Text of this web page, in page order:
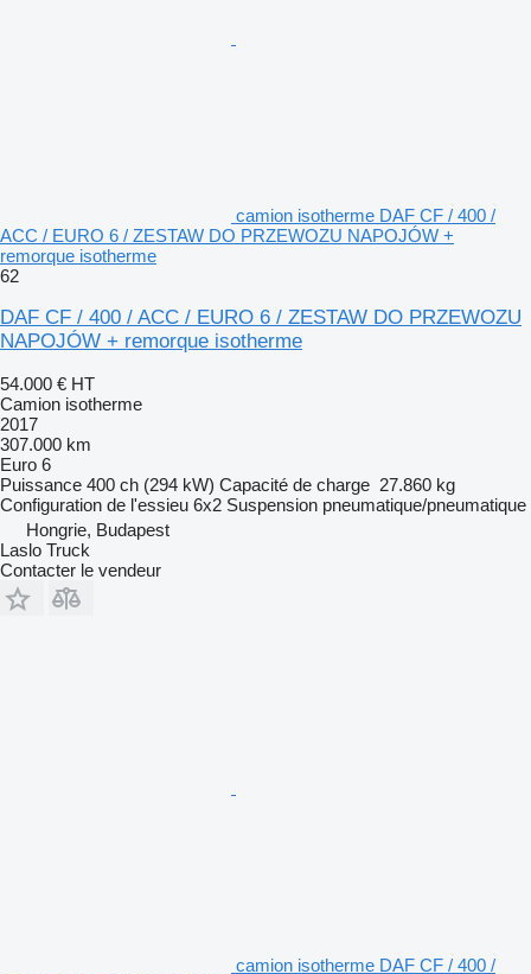
camion isotherme DAF CF / 400 /
ACC / EURO 6 / ZESTAW DO PRZEWOZU NAPOJÓW +
remorque isotherme
62
DAF CF / 400 / ACC / EURO 6 / ZESTAW DO PRZEWOZU
NAPOJÓW + remorque isotherme
54.000 € HT
Camion isotherme
2017
307.000 km
Euro 6
Puissance 400 ch (294 kW) Capacité de charge 27.860 kg
Configuration de l'essieu 6x2 Suspension pneumatique/pneumatique
Hongrie, Budapest
Laslo Truck
Contacter le vendeur
camion isotherme DAF CF / 400 /